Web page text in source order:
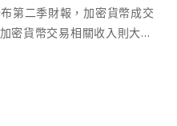
第二季財報，加密貨幣成交
密貨幣交易相關收入則大幅